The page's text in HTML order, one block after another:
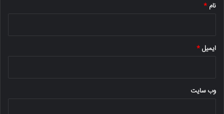
نام *
ایمیل*
وب‌ سایت